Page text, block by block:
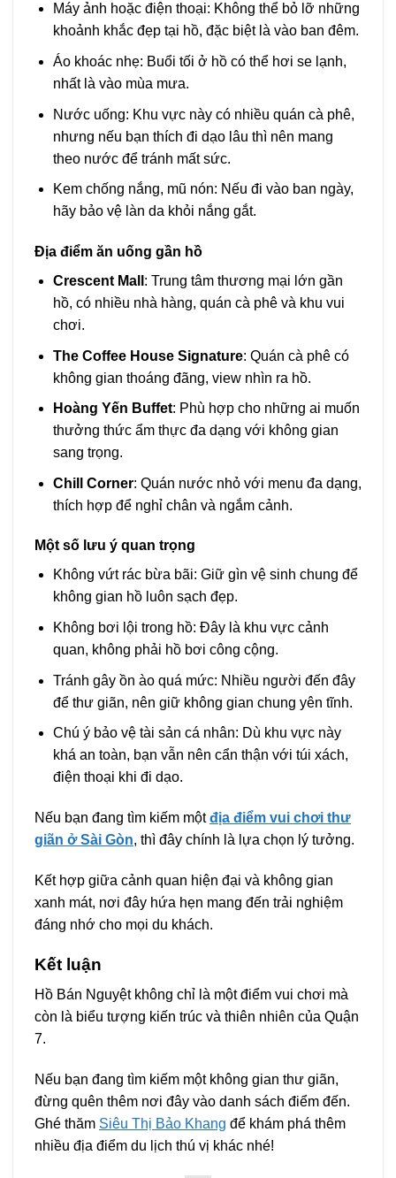
Máy ảnh hoặc điện thoại: Không thể bỏ lỡ những
khoảnh khắc đẹp tại hồ, đặc biệt là vào ban đêm.
Áo khoác nhẹ: Buổi tối ở hồ có thể hơi se lạnh,
nhất là vào mùa mưa.
Nước uống: Khu vực này có nhiều quán cà phê,
nhưng nếu bạn thích đi dạo lâu thì nên mang
theo nước để tránh mất sức.
Kem chống nắng, mũ nón: Nếu đi vào ban ngày,
hãy bảo vệ làn da khỏi nắng gắt.
Địa điểm ăn uống gần hồ
Crescent Mall : Trung tâm thương mại lớn gần
hồ, có nhiều nhà hàng, quán cà phê và khu vui
chơi.
The Coffee House Signature: Quán cà phê có
không gian thoáng đãng, view nhìn ra hồ.
Hoàng Yến Buffet: Phù hợp cho những ai muốn
thưởng thức ẩm thực đa dạng với không gian
sang trọng.
Chill Corner: Quán nước nhỏ với menu đa dạng,
thích hợp để nghỉ chân và ngắm cảnh.
Một số lưu ý quan trọng
Không vứt rác bừa bãi: Giữ gìn vệ sinh chung để
không gian hồ luôn sạch đẹp.
Không bơi lội trong hồ: Đây là khu vực cảnh
quan, không phải hồ bơi công cộng.
Tránh gây ồn ào quá mức: Nhiều người đến đây
để thư giãn, nên giữ không gian chung yên tĩnh.
Chú ý bảo vệ tài sản cá nhân: Dù khu vực này
khá an toàn, bạn vẫn nên cẩn thận với túi xách,
điện thoại khi đi dạo.
Nếu bạn đang tìm kiếm mộtđịa điểm vui chơi thư
giãn ở Sài Gòn, thì đây chính là lựa chọn lý tưởng.
Kết hợp giữa cảnh quan hiện đại và không gian
xanh mát, nơi đây hứa hẹn mang đến trải nghiệm
đáng nhớ cho mọi du khách.
Kết luận
Hồ Bán Nguyệt không chỉ là một điểm vui chơi mà
còn là biểu tượng kiến trúc và thiên nhiên của Quận
7.
Nếu bạn đang tìm kiếm một không gian thư giãn,
đừng quên thêm nơi đây vào danh sách điểm đến.
Ghé thăm Siêu Thị Bảo Khang để khám phá thêm
nhiều địa điểm du lịch thú vị khác nhé!